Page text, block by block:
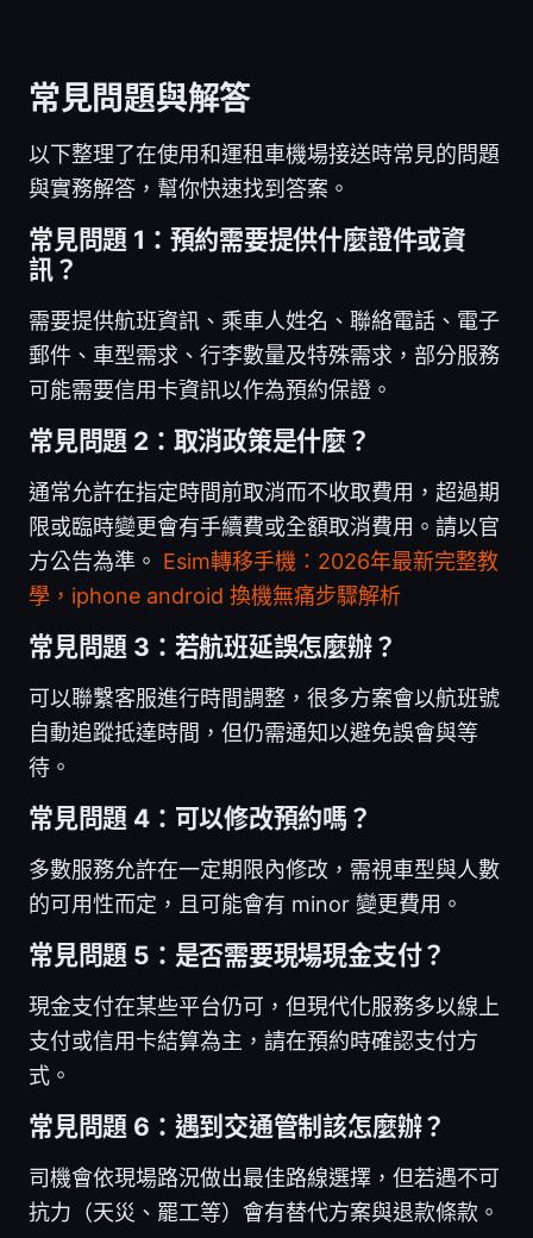
常見問題與解答
以下整理了在使用和運租車機場接送時常見的問題
與實務解答，幫你快速找到答案。
常見問題 1：預約需要提供什麼證件或資
訊？
需要提供航班資訊、乘車人姓名、聯絡電話、電子
郵件、車型需求、行李數量及特殊需求，部分服務
可能需要信用卡資訊以作為預約保證。
常見問題 2：取消政策是什麼？
通常允許在指定時間前取消而不收取費用，超過期
限或臨時變更會有手續費或全額取消費用。請以官
方公告為準。 Esim轉移手機：2026年最新完整教
學，iphone android 換機無痛步驟解析
常見問題 3：若航班延誤怎麼辦？
可以聯繫客服進行時間調整，很多方案會以航班號
自動追蹤抵達時間，但仍需通知以避免誤會與等
待。
常見問題 4：可以修改預約嗎？
多數服務允許在一定期限內修改，需視車型與人數
的可用性而定，且可能會有 minor 變更費用。
常見問題 5：是否需要現場現金支付？
現金支付在某些平台仍可，但現代化服務多以線上
支付或信用卡結算為主，請在預約時確認支付方
式。
常見問題 6：遇到交通管制該怎麼辦？
司機會依現場路況做出最佳路線選擇，但若遇不可
抗力（天災、罷工等）會有替代方案與退款條款。